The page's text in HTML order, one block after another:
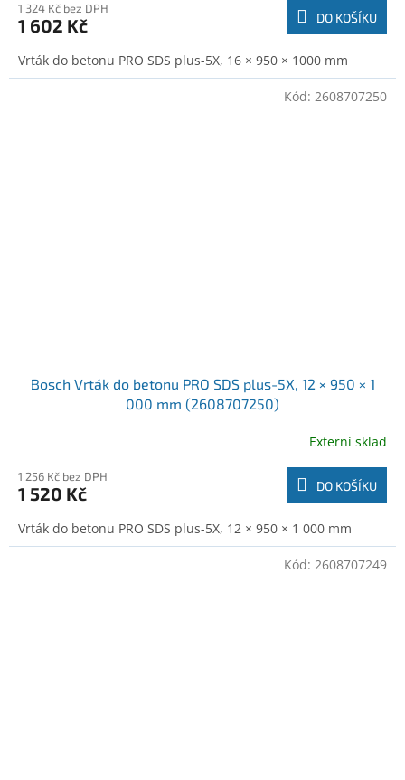
1 324 Kč bez DPH
1 602 Kč DO KOŠÍKU
Vrták do betonu PRO SDS plus-5X, 16 × 950 × 1000 mm
Bosch Vrták do betonu PRO SDS plus-5X, 12 × 950 × 1
000 mm (2608707250)
Externí sklad
1 256 Kč bez DPH
1 520 Kč DO KOŠÍKU
Vrták do betonu PRO SDS plus-5X, 12 × 950 × 1 000 mm
Kód: 2608707250
Kód: 2608707249